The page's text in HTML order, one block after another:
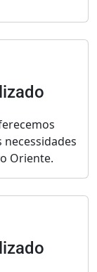
Oriente.